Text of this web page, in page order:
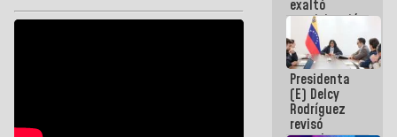
exaltó
participación
de
Venezuela
en Juegos
Centroamericanos
y del Caribe
2026
Presidenta
(E) Delcy
Rodríguez
revisó